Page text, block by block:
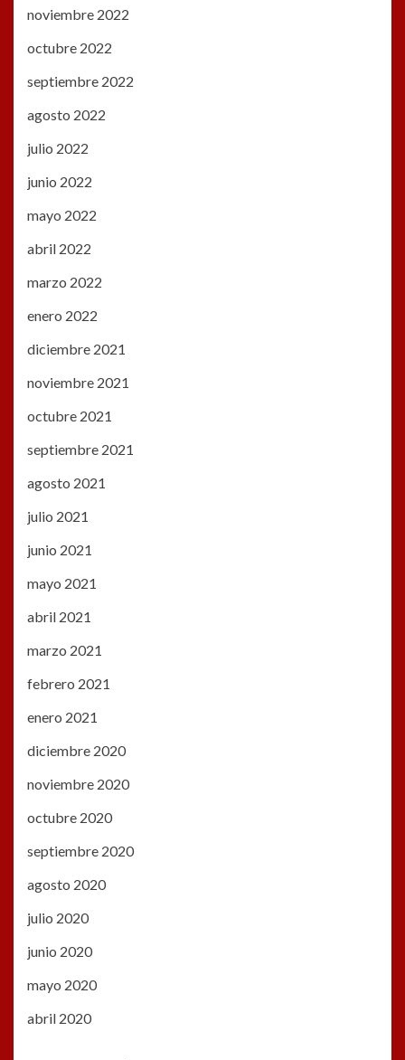
noviembre 2022
octubre 2022
septiembre 2022
agosto 2022
julio 2022
junio 2022
mayo 2022
abril 2022
marzo 2022
enero 2022
diciembre 2021
noviembre 2021
octubre 2021
septiembre 2021
agosto 2021
julio 2021
junio 2021
mayo 2021
abril 2021
marzo 2021
febrero 2021
enero 2021
diciembre 2020
noviembre 2020
octubre 2020
septiembre 2020
agosto 2020
julio 2020
junio 2020
mayo 2020
abril 2020